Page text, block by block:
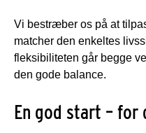
Vi bestræber os på at
matcher den enkeltes
fleksibiliteten går begge
den gode balance.
En god start – for